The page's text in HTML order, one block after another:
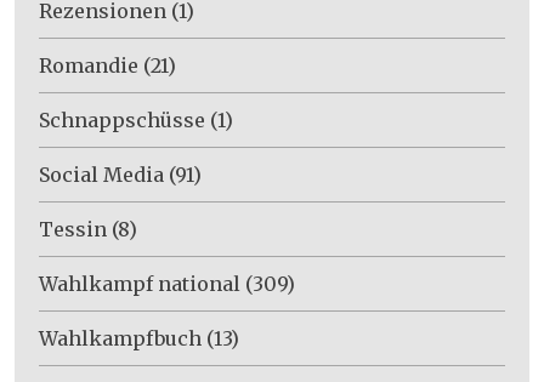
Rezensionen (1)
Romandie (21)
Schnappschüsse (1)
Social Media (91)
Tessin (8)
Wahlkampf national (309)
Wahlkampfbuch (13)